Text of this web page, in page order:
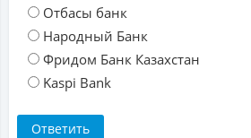
Отбасы банк
Народный Банк
Фридом Банк Казахстан
Kaspi Bank